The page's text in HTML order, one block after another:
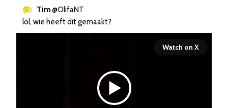
Tim@OlifaNT
lol, wie heeft dit gemaakt?
Watch on X